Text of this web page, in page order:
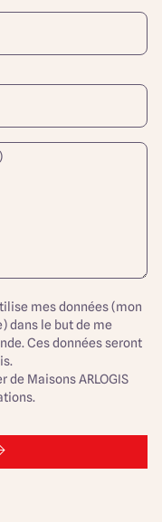
mes données (mon
dans le but de me
Ces données seront
Maisons ARLOGIS